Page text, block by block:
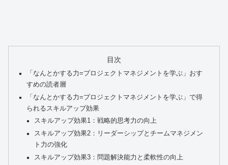
目次
「なんとかする力=プロジェクトマネジメントを学ぶ」おす
すめの読者層
「なんとかする力=プロジェクトマネジメントを学ぶ」で得
られるスキルアップ効果
スキルアップ効果1：戦略的思考力の向上
スキルアップ効果2：リーダーシップとチームマネジメン
ト力の強化
スキルアップ効果3：問題解決能力と柔軟性の向上